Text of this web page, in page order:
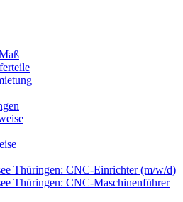
Thüringen: CNC-Einrichter (m/w/d)
Thüringen: CNC-Maschinenführer